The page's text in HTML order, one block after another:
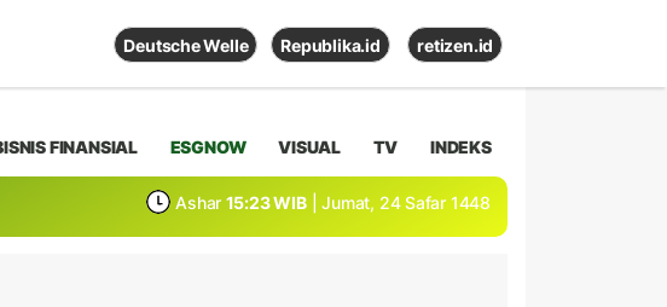
Deutsche Welle Republika.id retizen.id
FINANSIAL ESGNOW VISUAL TV INDEKS
Ashar 15:23 WIB | Jumat, 24 Safar 1448